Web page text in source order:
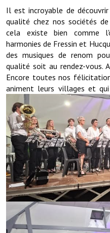
Horaires de la mairie
Les foulées fressinoises
ACCÈS RAPIDE
Démarches administratives
Projets et travaux en cours
Fêtes et manifestations
Numéros d'urgence
Terrains et maisons à vendre
VOTRE MAIRIE
Elus et agents
Il est incroyable de
qualité chez nos sociétés
cela existe bien comme
harmonies de Fressin et
des musiques de renom
qualité soit au rendez-vous.
Encore toutes nos
animent leurs villages et